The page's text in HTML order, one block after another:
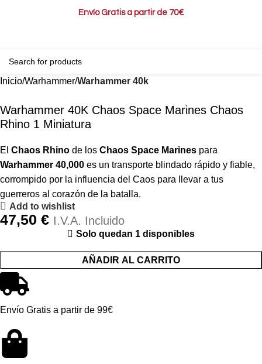
Envío Gratis a partir de 70€
Inicio Warhammer Warhammer 40k
Warhammer 40K Chaos Space Marines Chaos
Rhino 1 Miniatura
El Chaos Rhino de los Chaos Space Marines para
Warhammer 40,000 es un transporte blindado rápido y fiable,
corrompido por la influencia del Caos para llevar a tus
guerreros al corazón de la batalla.
Add to wishlist
47,50 € I.V.A. Incluido
Solo quedan 1 disponibles
AÑADIR AL CARRITO
Envío Gratis a partir de 99€